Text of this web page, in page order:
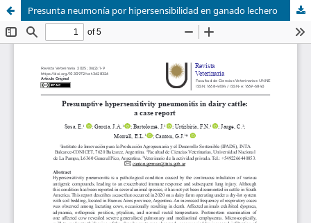
Presunta neumonía por hipersensibilidad en ganado lechero